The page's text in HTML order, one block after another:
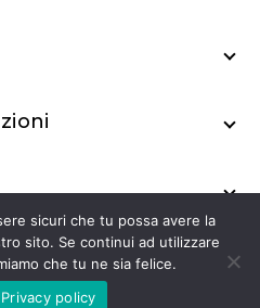
Store Srl
sicuri che tu possa avere la
sito. Se continui ad utilizzare
che tu ne sia felice.
Privacy policy